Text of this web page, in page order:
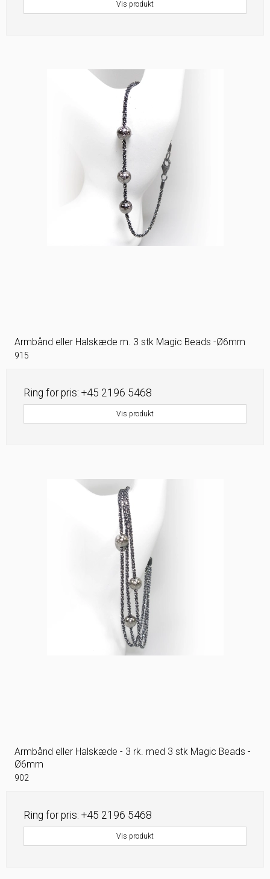
Vis produkt
Armbånd eller Halskæde m. 3 stk Magic Beads -Ø6mm
915
Ring for pris: +45 2196 5468
Vis produkt
Armbånd eller Halskæde - 3 rk. med 3 stk Magic Beads -
Ø6mm
902
Ring for pris: +45 2196 5468
Vis produkt